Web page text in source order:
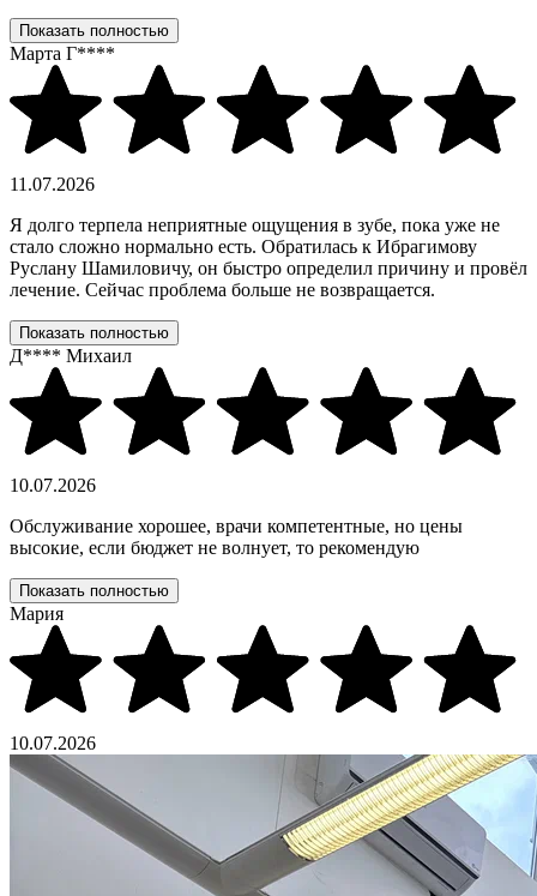
Показать полностью
Марта Г****
11.07.2026
Я долго терпела неприятные ощущения в зубе, пока уже не
стало сложно нормально есть. Обратилась к Ибрагимову
Руслану Шамиловичу, он быстро определил причину и провёл
лечение. Сейчас проблема больше не возвращается.
Показать полностью
Д**** Михаил
10.07.2026
Обслуживание хорошее, врачи компетентные, но цены
высокие, если бюджет не волнует, то рекомендую
Показать полностью
Мария
10.07.2026